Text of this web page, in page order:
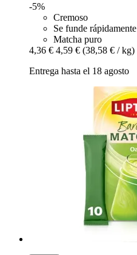
-5%
Cremoso
Se funde rápidamente
Matcha puro
4,36 € 4,59 € (38,58 € / kg)
Entrega hasta el 18 agosto